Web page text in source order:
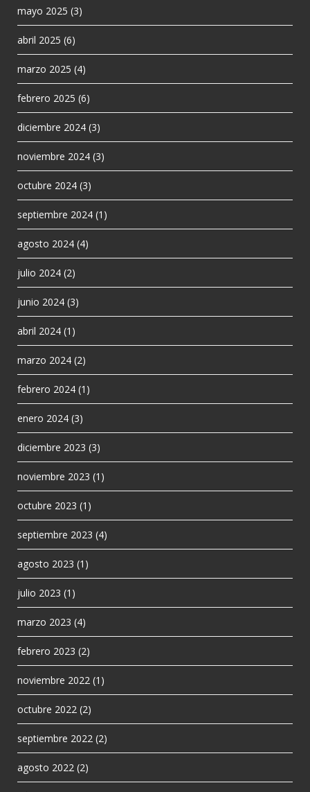
mayo 2025 (3)
abril 2025 (6)
marzo 2025 (4)
febrero 2025 (6)
diciembre 2024 (3)
noviembre 2024 (3)
octubre 2024 (3)
septiembre 2024 (1)
agosto 2024 (4)
julio 2024 (2)
junio 2024 (3)
abril 2024 (1)
marzo 2024 (2)
febrero 2024 (1)
enero 2024 (3)
diciembre 2023 (3)
noviembre 2023 (1)
octubre 2023 (1)
septiembre 2023 (4)
agosto 2023 (1)
julio 2023 (1)
marzo 2023 (4)
febrero 2023 (2)
noviembre 2022 (1)
octubre 2022 (2)
septiembre 2022 (2)
agosto 2022 (2)